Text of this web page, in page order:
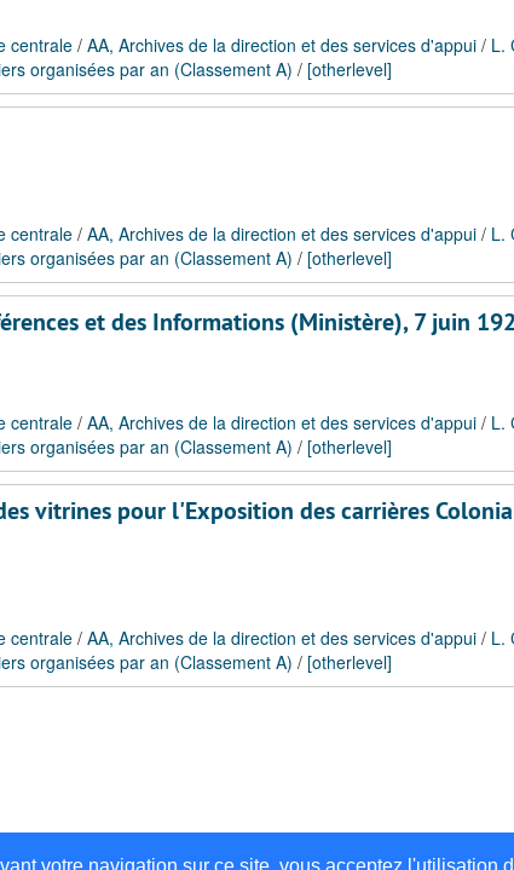
votre navigation sur ce site, vous acceptez l'utilisation
centrale / AA, Archives de la direction et des services d'appui / L.
organisées par an (Classement A) / [otherlevel]
centrale / AA, Archives de la direction et des services d'appui / L.
organisées par an (Classement A) / [otherlevel]
et des Informations (Ministère), 7 juin
centrale / AA, Archives de la direction et des services d'appui / L.
organisées par an (Classement A) / [otherlevel]
vitrines pour l'Exposition des carrières
centrale / AA, Archives de la direction et des services d'appui / L.
organisées par an (Classement A) / [otherlevel]